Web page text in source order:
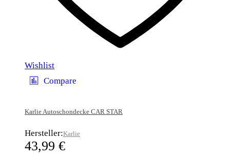
Wishlist
Compare
Karlie Autoschondecke CAR STAR
Hersteller:Karlie
43,99 €